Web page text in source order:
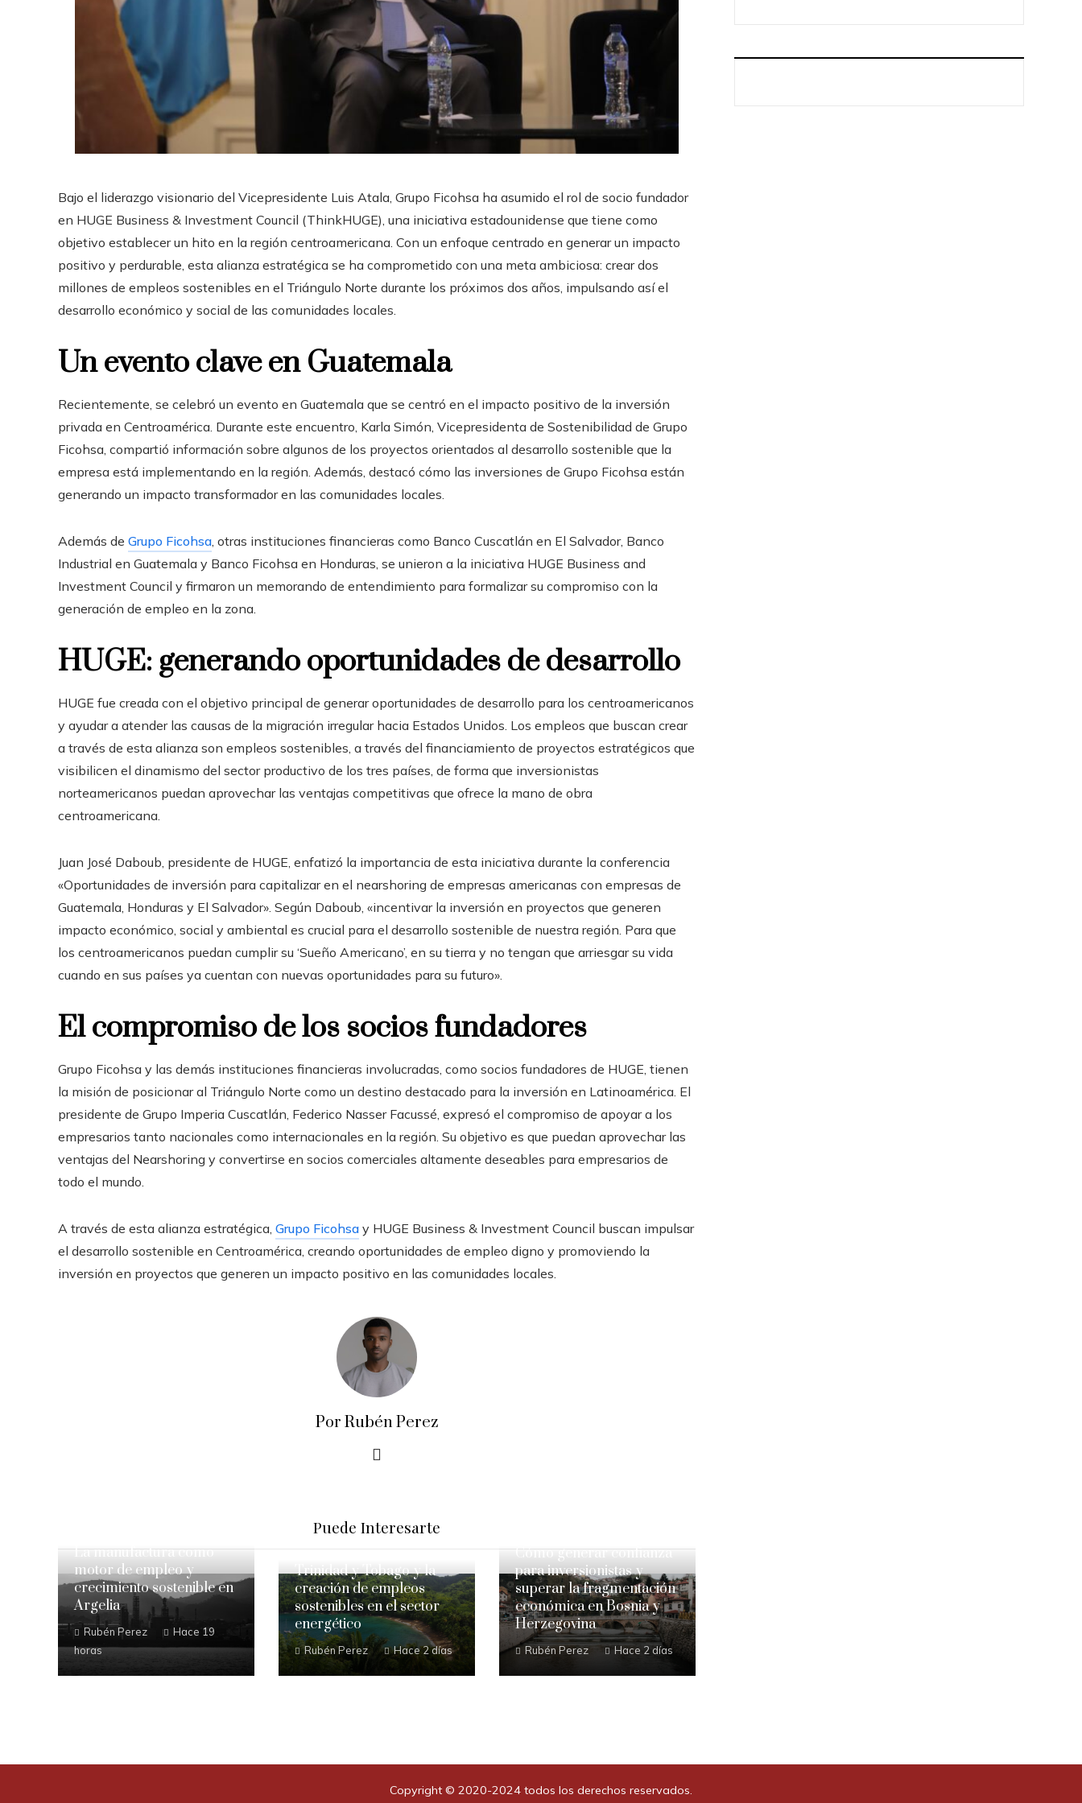
Bajo el liderazgo visionario del Vicepresidente Luis Atala, Grupo Ficohsa ha asumido el rol de socio fundador
en HUGE Business & Investment Council (ThinkHUGE), una iniciativa estadounidense que tiene como
objetivo establecer un hito en la región centroamericana. Con un enfoque centrado en generar un impacto
positivo y perdurable, esta alianza estratégica se ha comprometido con una meta ambiciosa: crear dos
millones de empleos sostenibles en el Triángulo Norte durante los próximos dos años, impulsando así el
desarrollo económico y social de las comunidades locales.
Un evento clave en Guatemala
Recientemente, se celebró un evento en Guatemala que se centró en el impacto positivo de la inversión
privada en Centroamérica. Durante este encuentro, Karla Simón, Vicepresidenta de Sostenibilidad de Grupo
Ficohsa, compartió información sobre algunos de los proyectos orientados al desarrollo sostenible que la
empresa está implementando en la región. Además, destacó cómo las inversiones de Grupo Ficohsa están
generando un impacto transformador en las comunidades locales.
Además de Grupo Ficohsa , otras instituciones financieras como Banco Cuscatlán en El Salvador, Banco
Industrial en Guatemala y Banco Ficohsa en Honduras, se unieron a la iniciativa HUGE Business and
Investment Council y firmaron un memorando de entendimiento para formalizar su compromiso con la
generación de empleo en la zona.
HUGE: generando oportunidades de desarrollo
HUGE fue creada con el objetivo principal de generar oportunidades de desarrollo para los centroamericanos
y ayudar a atender las causas de la migración irregular hacia Estados Unidos. Los empleos que buscan crear
a través de esta alianza son empleos sostenibles, a través del financiamiento de proyectos estratégicos que
visibilicen el dinamismo del sector productivo de los tres países, de forma que inversionistas
norteamericanos puedan aprovechar las ventajas competitivas que ofrece la mano de obra
centroamericana.
Juan José Daboub, presidente de HUGE, enfatizó la importancia de esta iniciativa durante la conferencia
«Oportunidades de inversión para capitalizar en el nearshoring de empresas americanas con empresas de
Guatemala, Honduras y El Salvador». Según Daboub, «incentivar la inversión en proyectos que generen
impacto económico, social y ambiental es crucial para el desarrollo sostenible de nuestra región. Para que
los centroamericanos puedan cumplir su ‘Sueño Americano’, en su tierra y no tengan que arriesgar su vida
cuando en sus países ya cuentan con nuevas oportunidades para su futuro».
El compromiso de los socios fundadores
Grupo Ficohsa y las demás instituciones financieras involucradas, como socios fundadores de HUGE, tienen
la misión de posicionar al Triángulo Norte como un destino destacado para la inversión en Latinoamérica. El
presidente de Grupo Imperia Cuscatlán, Federico Nasser Facussé, expresó el compromiso de apoyar a los
empresarios tanto nacionales como internacionales en la región. Su objetivo es que puedan aprovechar las
ventajas del Nearshoring y convertirse en socios comerciales altamente deseables para empresarios de
todo el mundo.
A través de esta alianza estratégica, Grupo Ficohsa y HUGE Business & Investment Council buscan impulsar
el desarrollo sostenible en Centroamérica, creando oportunidades de empleo digno y promoviendo la
inversión en proyectos que generen un impacto positivo en las comunidades locales.
Por Rubén Perez
Puede Interesarte
La manufactura como
motor de empleo y
crecimiento sostenible en
Argelia
Rubén Perez
Hace 19
horas
Trinidad y Tobago y la
creación de empleos
sostenibles en el sector
energético
Rubén Perez Hace 2 días
Cómo generar confianza
para inversionistas y
superar la fragmentación
económica en Bosnia y
Herzegovina
Rubén Perez Hace 2 días
Copyright © 2020-2024 todos los derechos reservados.